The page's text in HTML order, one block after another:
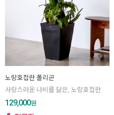
노랑호접란 폴리곤
사랑스러운 나비를 닮은, 노랑호접란
129,000원